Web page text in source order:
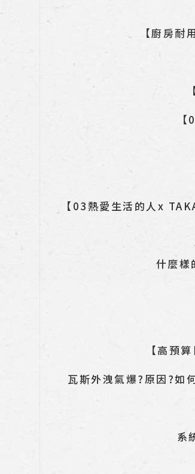
【廚房耐
【03熱愛生活的人x
什麼
【高預
瓦斯外洩氣爆?原因?如
系